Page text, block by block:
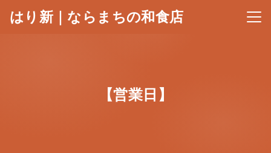
はり新｜ならまちの和食店 メニ
【営業日】